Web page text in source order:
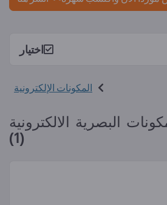
اختيار
المكونات الإلكترونية
البصرية الالكترونية
(1)